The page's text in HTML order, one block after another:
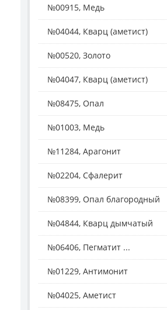
№00915, Медь
№04044, Кварц (аметист)
№00520, Золото
№04047, Кварц (аметист)
№08475, Опал
№01003, Медь
№11284, Арагонит
№02204, Сфалерит
№08399, Опал благородный
№04844, Кварц дымчатый
№06406, Пегматит ...
№01229, Антимонит
№04025, Аметист